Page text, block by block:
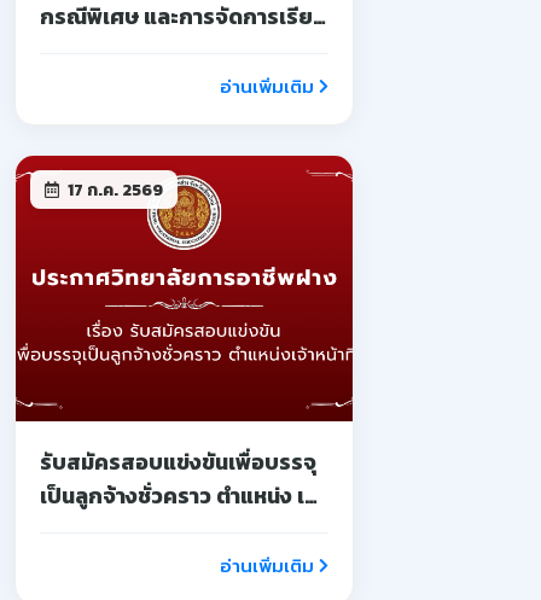
กรณีพิเศษ และการจัดการเรียน
อ่านเพิ่มเติม
17 ก.ค. 2569
รับสมัครสอบแข่งขันเพื่อบรรจุ
เป็นลูกจ้างชั่วคราว ตำแหน่ง เจ้า
อ่านเพิ่มเติม